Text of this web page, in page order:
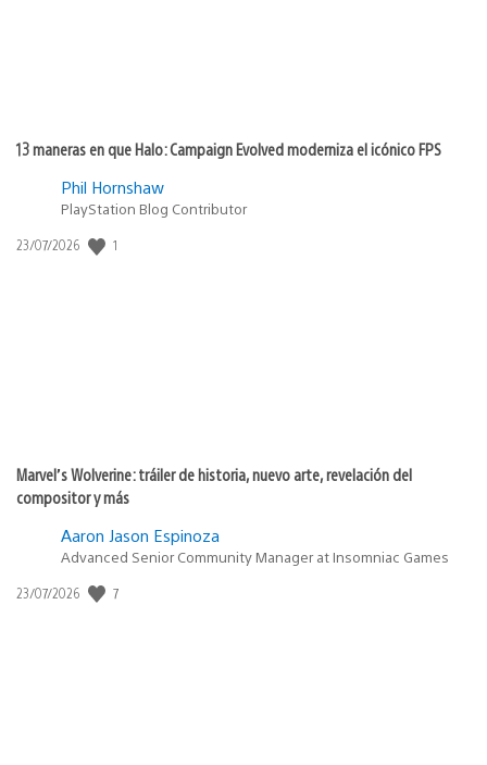
13 maneras en que Halo: Campaign Evolved moderniza el icónico FPS
Phil Hornshaw
PlayStation Blog Contributor
Fecha
23/07/2026 1
Marvel’s Wolverine: tráiler de historia, nuevo arte, revelación del
compositor y más
Aaron Jason Espinoza
Advanced Senior Community Manager at Insomniac Games
Fecha
23/07/2026 7